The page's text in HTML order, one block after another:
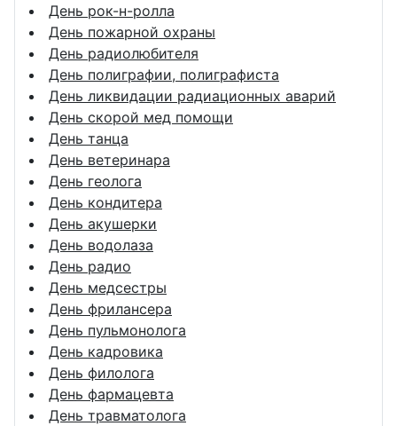
День рок-н-ролла
День пожарной охраны
День радиолюбителя
День полиграфии, полиграфиста
День ликвидации радиационных аварий
День скорой мед помощи
День танца
День ветеринара
День геолога
День кондитера
День акушерки
День водолаза
День радио
День медсестры
День фрилансера
День пульмонолога
День кадровика
День филолога
День фармацевта
День травматолога